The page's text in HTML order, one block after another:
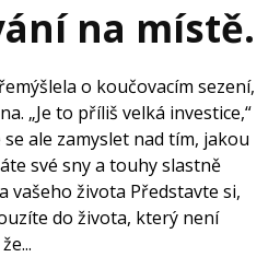
na místě.
o koučovacím sezení,
„Je to příliš velká investice,“
ale zamyslet nad tím, jakou
své sny a touhy slastně
vašeho života Představte si,
do života, který není